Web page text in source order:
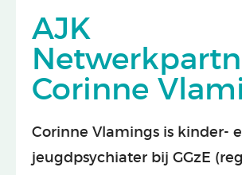
AJK
Corinne
Corinne Vlamings is kinder-
jeugdpsychiater bij GGzE